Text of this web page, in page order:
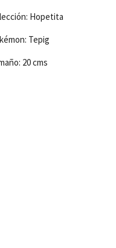
Hopetita
Tepig
20 cms